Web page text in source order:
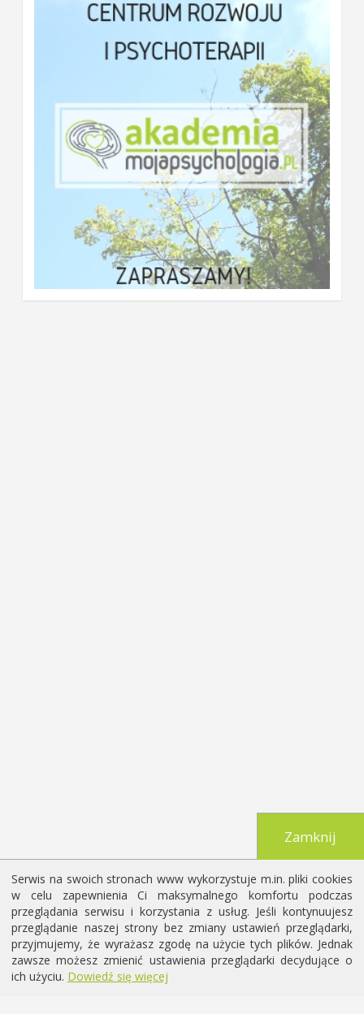
Serwis na swoich stronach www wykorzystuje m.in. pliki cookies
w celu zapewnienia Ci maksymalnego komfortu podczas
przeglądania serwisu i korzystania z usług. Jeśli kontynuujesz
przeglądanie naszej strony bez zmiany ustawień przeglądarki,
przyjmujemy, że wyrażasz zgodę na użycie tych plików. Jednak
zawsze możesz zmienić ustawienia przeglądarki decydujące o
ich użyciu. Dowiedź się więcej
Zamknij